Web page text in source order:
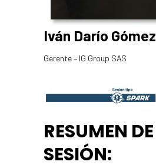
Iván Darío Gómez
Gerente – IG Group SAS
RESUMEN DE
SESIÓN: